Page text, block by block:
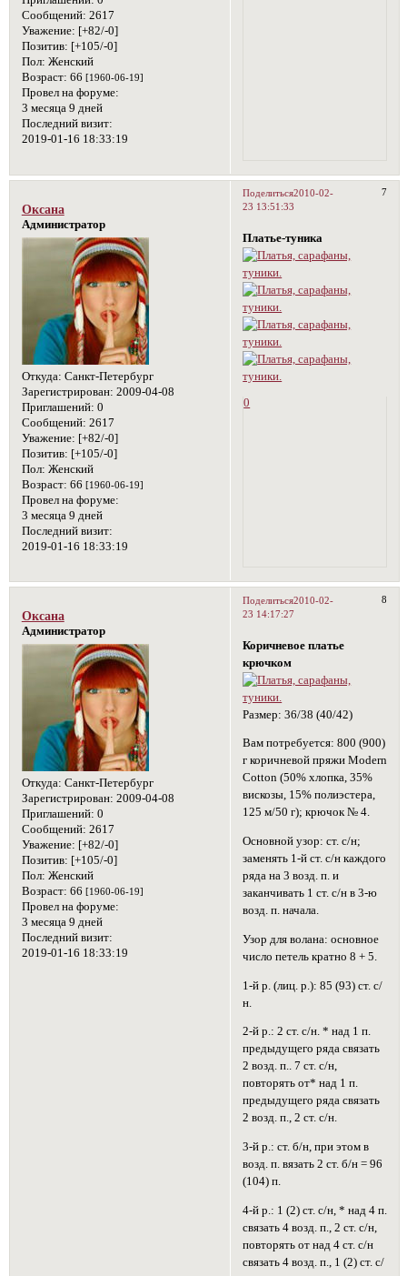
Сообщений: 2617
Уважение: [+82/-0]
Позитив: [+105/-0]
Пол: Женский
Возраст: 66 [1960-06-19]
Провел на форуме:
3 месяца 9 дней
Последний визит:
2019-01-16 18:33:19
Поделиться 7
2010-02-
23 13:51:33
Оксана
Администратор
Откуда: Санкт-Петербург
Зарегистрирован: 2009-04-08
Приглашений: 0
Сообщений: 2617
Уважение: [+82/-0]
Позитив: [+105/-0]
Пол: Женский
Возраст: 66 [1960-06-19]
Провел на форуме:
3 месяца 9 дней
Последний визит:
2019-01-16 18:33:19
Платье-туника
0
Поделиться 8
2010-02-
23 14:17:27
Оксана
Администратор
Откуда: Санкт-Петербург
Зарегистрирован: 2009-04-08
Приглашений: 0
Сообщений: 2617
Уважение: [+82/-0]
Позитив: [+105/-0]
Пол: Женский
Возраст: 66 [1960-06-19]
Провел на форуме:
3 месяца 9 дней
Последний визит:
2019-01-16 18:33:19
Коричневое платье
крючком
Размер: 36/38 (40/42)
Вам потребуется: 800 (900)
г коричневой пряжи Modern
Cotton (50% хлопка, 35%
вискозы, 15% полиэстера,
125 м/50 г); крючок № 4.
Основной узор: ст. с/н;
заменять 1-й ст. с/н каждого
ряда на 3 возд. п. и
заканчивать 1 ст. с/н в 3-ю
возд. п. начала.
Узор для волана: основное
число петель кратно 8 + 5.
1-й р. (лиц. р.): 85 (93) ст. с/
н.
2-й р.: 2 ст. с/н. * над 1 п.
предыдущего ряда связать
2 возд. п.. 7 ст. с/н,
повторять от* над 1 п.
предыдущего ряда связать
2 возд. п., 2 ст. с/н.
3-й р.: ст. б/н, при этом в
возд. п. вязать 2 ст. б/н = 96
(104) п.
4-й р.: 1 (2) ст. с/н, * над 4 п.
связать 4 возд. п., 2 ст. с/н,
повторять от над 4 ст. с/н
связать 4 возд. п., 1 (2) ст. с/